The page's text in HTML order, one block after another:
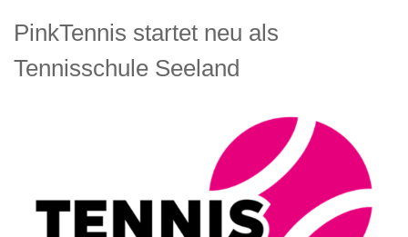
PinkTennis startet neu als
Tennisschule Seeland